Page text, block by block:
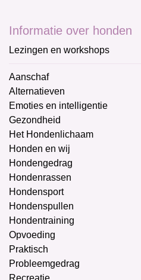
Informatie over honden
Lezingen en workshops
Aanschaf
Alternatieven
Emoties en intelligentie
Gezondheid
Het Hondenlichaam
Honden en wij
Hondengedrag
Hondenrassen
Hondensport
Hondenspullen
Hondentraining
Opvoeding
Praktisch
Probleemgedrag